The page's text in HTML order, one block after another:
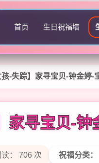
首页 生日祝福墙
孩-失踪】家寻宝贝-钟金婷-
家寻宝贝-
： 706 次 祝福分类